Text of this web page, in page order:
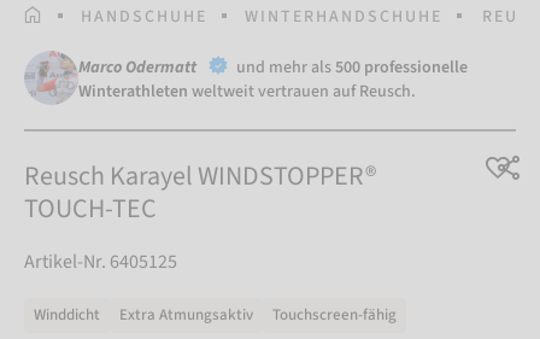
STARTSEITEHANDSCHUHE WINTERHANDSCHUHE
Marco Odermatt und mehr als500 professionelle
Winterathleten weltweit vertrauen auf Reusch.
Reusch Karayel WINDSTOPPER®
TOUCH-TEC
Artikel-Nr. 6405125
Winddicht Extra Atmungsaktiv Touchscreen-fähig